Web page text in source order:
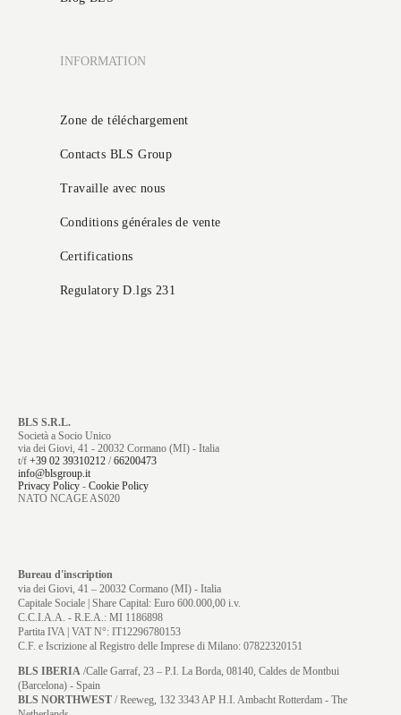
INFORMATION
Zone de téléchargement
Contacts BLS Group
Travaille avec nous
Conditions générales de vente
Certifications
Regulatory D.lgs 231
BLS S.R.L.
Società a Socio Unico
via dei Giovi, 41 - 20032 Cormano (MI) - Italia
t/f +39 02 39310212 /66200473
info@blsgroup.it
Privacy Policy - Cookie Policy
NATO NCAGE AS020
Bureau d'inscription
via dei Giovi, 41 – 20032 Cormano (MI) - Italia
Capitale Sociale | Share Capital: Euro 600.000,00 i.v.
C.C.I.A.A. - R.E.A.: MI 1186898
Partita IVA | VAT N°: IT12296780153
C.F. e Iscrizione al Registro delle Imprese di Milano: 07822320151
BLS IBERIA /Calle Garraf, 23 – P.I. La Borda, 08140, Caldes de Montbui
(Barcelona) - Spain
BLS NORTHWEST / Reeweg, 132 3343 AP H.I. Ambacht Rotterdam - The